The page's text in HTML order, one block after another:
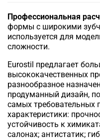
Профессиональная
формы с широкими
используется для
сложности.
Eurostil предлагает
высококачественных
разнообразное
продуманный дизайн,
самых требовательных
характеристики:
устойчивость к
салонах; антистатик;